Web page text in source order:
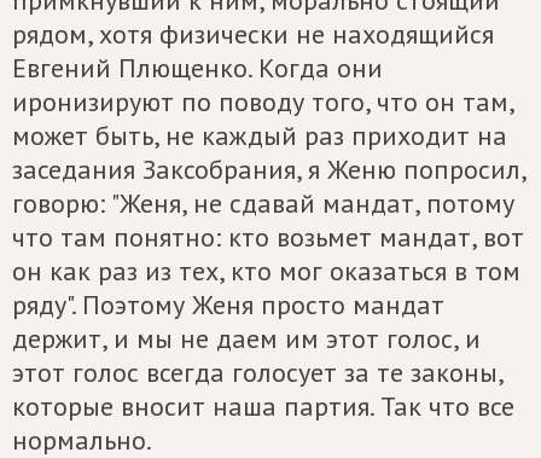
рядом, хотя физически не находящийся
Евгений Плющенко. Когда они
иронизируют по поводу того, что он там,
может быть, не каждый раз приходит на
заседания Заксобрания, я Женю попросил,
говорю: "Женя, не сдавай мандат, потому
что там понятно: кто возьмет мандат, вот
он как раз из тех, кто мог оказаться в том
ряду". Поэтому Женя просто мандат
держит, и мы не даем им этот голос, и
этот голос всегда голосует за те законы,
которые вносит наша партия. Так что все
нормально.